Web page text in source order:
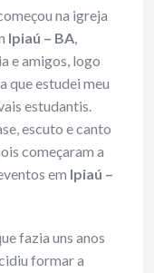
na igreja
Ipiaú – BA,
e amigos, logo
que estudei meu
estudantis.
escuto e canto
começaram a
em Ipiaú –
fazia uns anos
formar a